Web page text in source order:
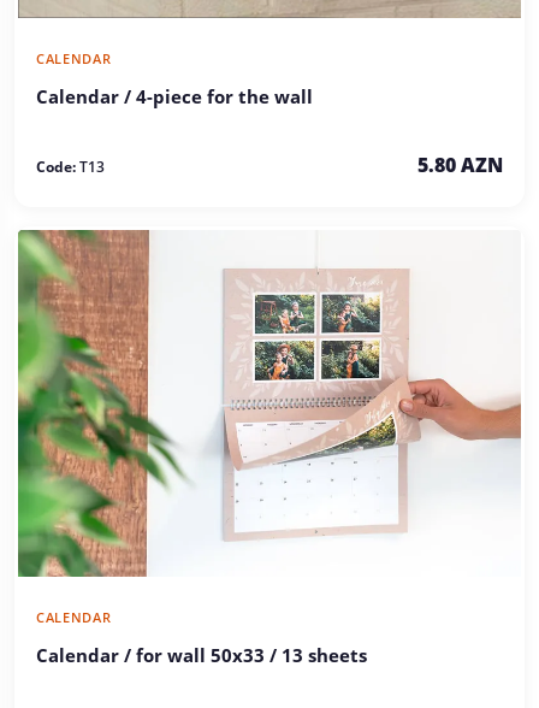
CALENDAR
Calendar / 4-piece for the wall
Code:T13 5.80 AZN
CALENDAR
Calendar / for wall 50x33 / 13 sheets